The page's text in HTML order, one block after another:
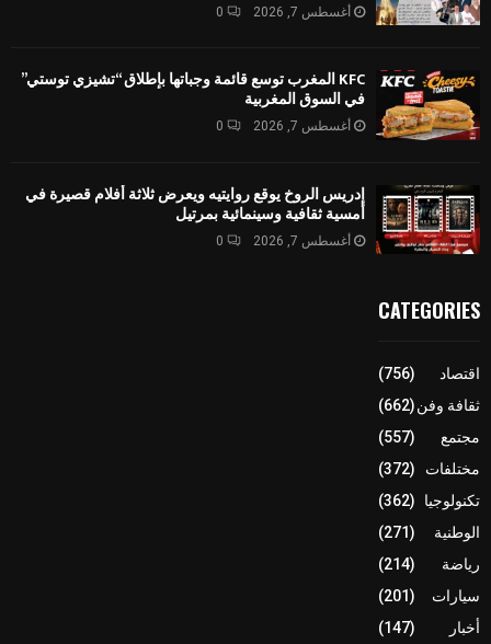
أغسطس 7, 2026 0
KFC المغرب توسع قائمة وجباتها بإطلاق “تشيزي توستي”
في السوق المغربية
أغسطس 7, 2026 0
إدريس الروخ يوقع روايتيه ويعرض ثلاثة أفلام قصيرة في
أمسية ثقافية وسينمائية بمرتيل
أغسطس 7, 2026 0
CATEGORIES
اقتصاد
(756)
ثقافة وفن(662)
مجتمع
(557)
مختلفات
(372)
تكنولوجيا
(362)
الوطنية
(271)
رياضة
(214)
سيارات
(201)
أخبار
(147)